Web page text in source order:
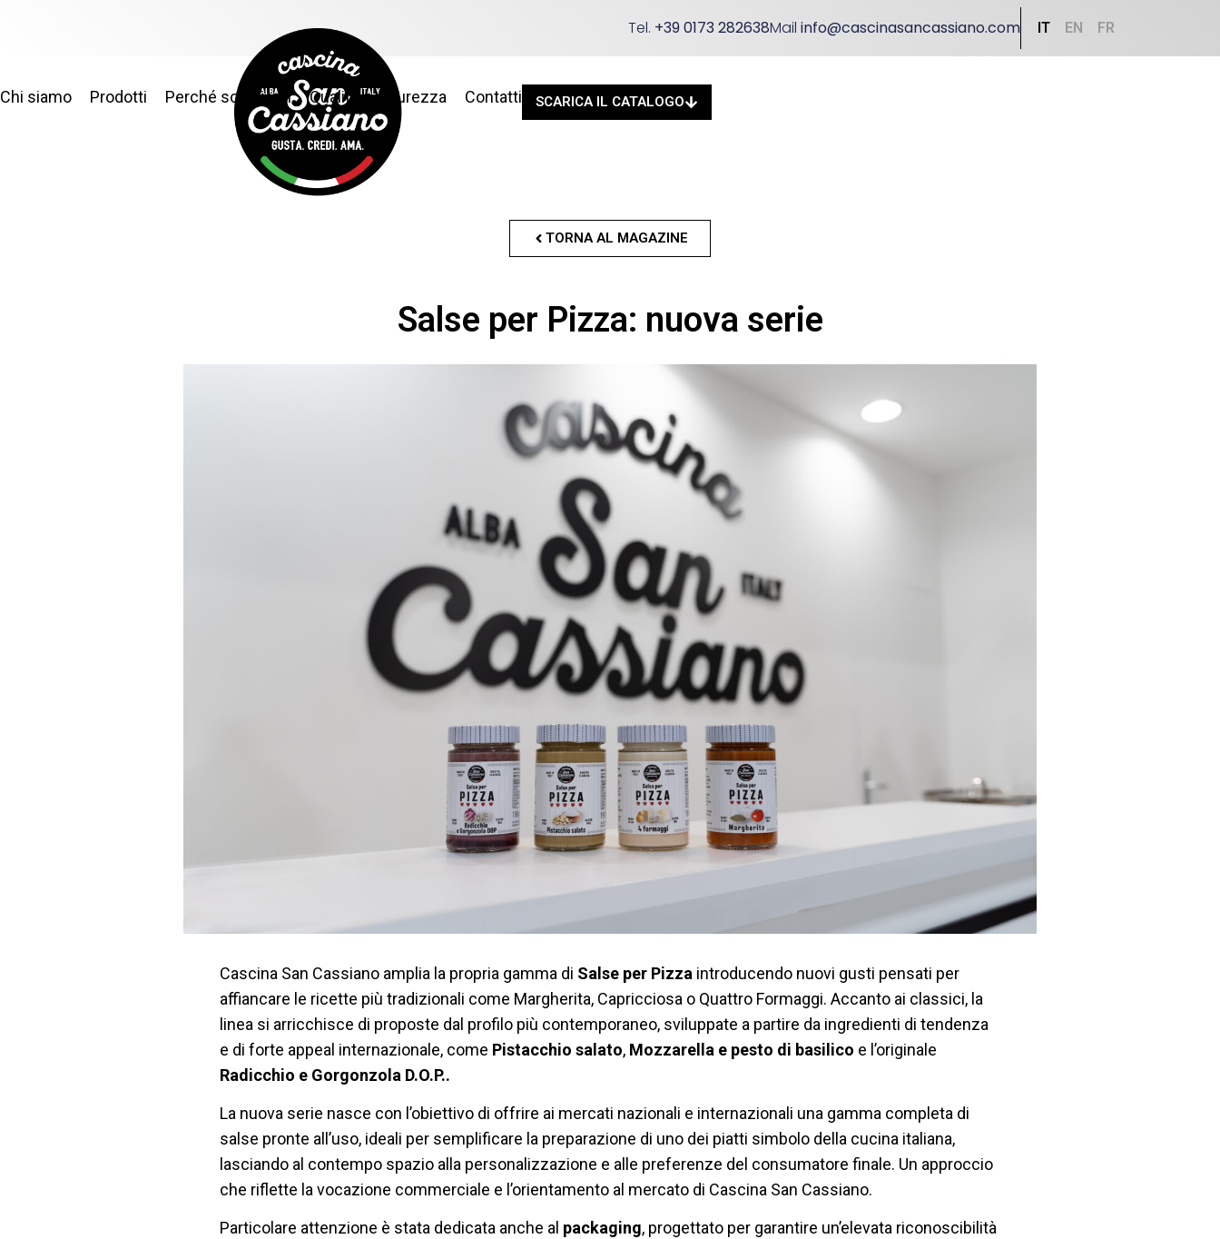
Tel. +39 0173 282638Mailinfo@cascinasancassiano.com IT EN FR
Chi siamo Prodotti Perché sceglierci Qualità e sicurezza Contatti SCARICA IL CATALOGO
TORNA AL MAGAZINE
Salse per Pizza: nuova serie
Cascina San Cassiano amplia la propria gamma di Salse per Pizza introducendo nuovi gusti pensati per
affiancare le ricette più tradizionali come Margherita, Capricciosa o Quattro Formaggi. Accanto ai classici, la
linea si arricchisce di proposte dal profilo più contemporaneo, sviluppate a partire da ingredienti di tendenza
e di forte appeal internazionale, come Pistacchio salato, Mozzarella e pesto di basilico e l’originale
Radicchio e Gorgonzola D.O.P..
La nuova serie nasce con l’obiettivo di offrire ai mercati nazionali e internazionali una gamma completa di
salse pronte all’uso, ideali per semplificare la preparazione di uno dei piatti simbolo della cucina italiana,
lasciando al contempo spazio alla personalizzazione e alle preferenze del consumatore finale. Un approccio
che riflette la vocazione commerciale e l’orientamento al mercato di Cascina San Cassiano.
Particolare attenzione è stata dedicata anche al packaging, progettato per garantire un’elevata riconoscibilità